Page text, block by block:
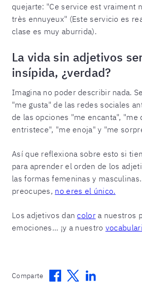
quejarte: "Ce service est vraiment
très ennuyeux" (Este servicio es
clase es muy aburrida).
La vida sin adjetivos
insípida, ¿verdad?
Imagina no poder describir nada.
"me gusta" de las redes sociales
de las opciones "me encanta", "me
entristece", "me enoja" y "me
Así que reflexiona sobre esto si
para aprender el orden de los
las formas femeninas y
preocupes, no eres el único.
Los adjetivos dancolora nuestros
emociones... ¡y a nuestro
Comparte Facebook
TwitterLinkedin